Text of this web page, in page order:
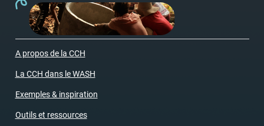
A propos de la CCH
La CCH dans le WASH
Exemples & inspiration
Outils et ressources